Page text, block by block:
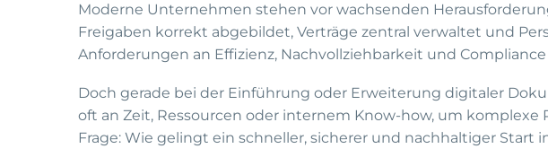
Moderne Unternehmen stehen vor wachsenden
Freigaben korrekt abgebildet, Verträge zentral verwaltet und
Anforderungen an Effizienz, Nachvollziehbarkeit und
Doch gerade bei der Einführung oder Erweiterung digitaler
oft an Zeit, Ressourcen oder internem Know-how, um
Frage: Wie gelingt ein schneller, sicherer und nachhaltiger